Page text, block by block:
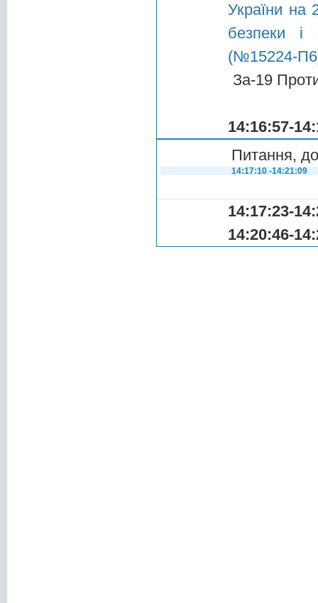
України на
безпеки і
(№15224-
За-19
14:16:57-
Питання,
14:17:10 -14:21:09
14:17:23-
14:20:46-